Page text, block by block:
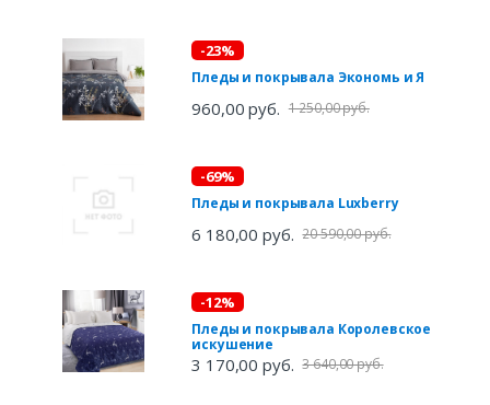
-23%
Пледы и покрывала Экономь и Я
960,00 руб. 1 250,00 руб.
-69%
Пледы и покрывала Luxberry
6 180,00 руб. 20 590,00 руб.
-12%
Пледы и покрывала Королевское
искушение
3 170,00 руб. 3 640,00 руб.